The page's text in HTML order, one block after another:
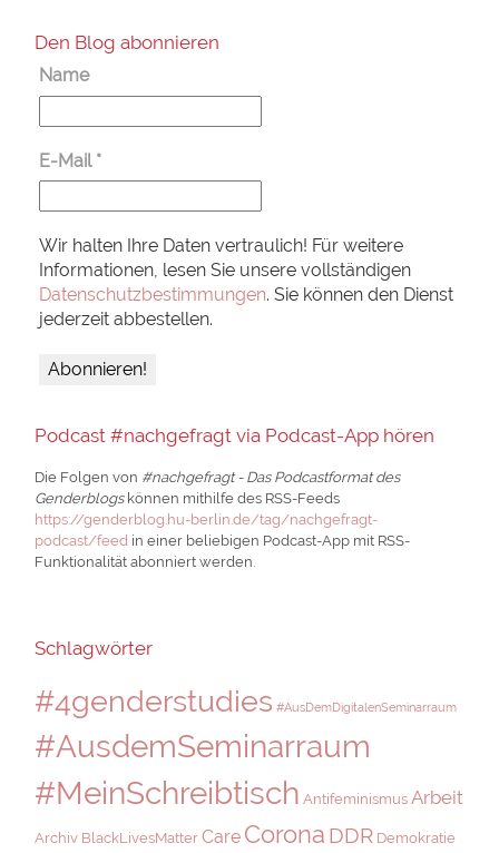
Den Blog abonnieren
Name
E-Mail *
Wir halten Ihre Daten vertraulich! Für weitere
Informationen, lesen Sie unsere vollständigen
Datenschutzbestimmungen. Sie können den Dienst
jederzeit abbestellen.
Podcast #nachgefragt via Podcast-App hören
Die Folgen von #nachgefragt - Das Podcastformat des
Genderblogskönnen mithilfe des RSS-Feeds
https://genderblog.hu-berlin.de/tag/nachgefragt-
podcast/feed in einer beliebigen Podcast-App mit RSS-
Funktionalität abonniert werden.
Schlagwörter
#4genderstudies #AusDemDigitalenSeminarraum
#AusdemSeminarraum
#MeinSchreibtisch Antifeminismus Arbeit
Archiv BlackLivesMatter Care Corona DDR Demokratie